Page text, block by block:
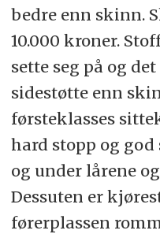
bedre enn skinn.
10.000 kroner.
sette seg på og
sidestøtte enn
førsteklasses
hard stopp og god
og under lårene
Dessuten er
førerplassen